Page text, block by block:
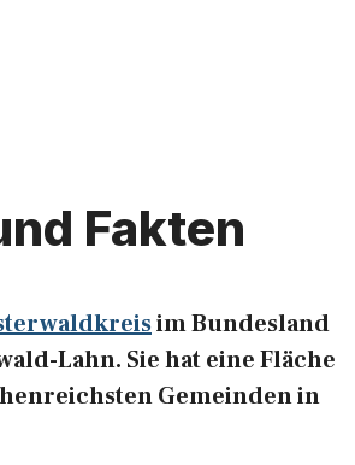
Fakten
im Bundesland
Lahn. Sie hat eine Fläche
Gemeinden in